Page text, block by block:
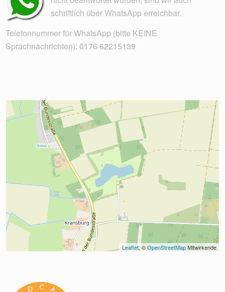
schriftlich über WhatsApp erreichbar.
Telefonnummer für WhatsApp (bitte KEINE
Sprachnachrichten): 0176 62215139
Leaflet, © OpenStreetMap Mitwirkende